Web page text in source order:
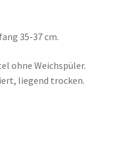
35-37 cm.
ohne Weichspüler.
liegend trocken.